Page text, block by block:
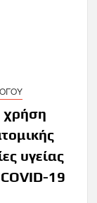
χρήση
υγείας
19